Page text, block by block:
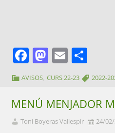
Facebook
Mastodon
Email
AVISOS ,CURS 22-23 2022-
MENÚ MENJADOR
Toni Boyeras Vallespir 24/